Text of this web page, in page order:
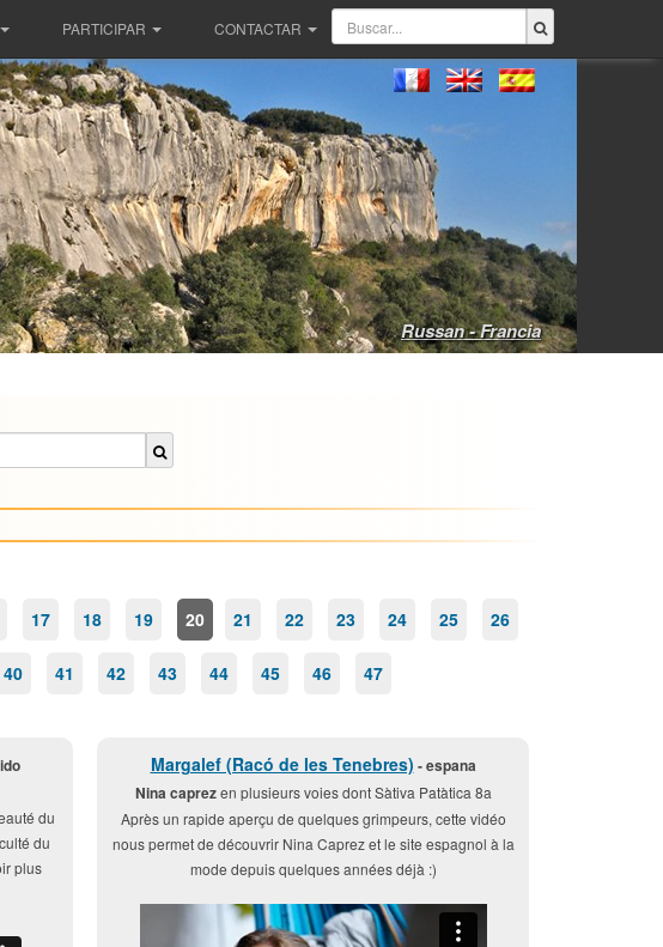
PARTICIPAR CONTACTAR
Russan - Francia
17 18 19 20 21 22 23 24 25 26
40 41 42 43 44 45 46 47
du
du
plus
Margalef (Racó de les Tenebres) - espana
Nina caprezen plusieurs voies dont Sàtiva Patàtica 8a
Après un rapide aperçu de quelques grimpeurs, cette vidéo
nous permet de découvrir Nina Caprez et le site espagnol à la
mode depuis quelques années déjà :)